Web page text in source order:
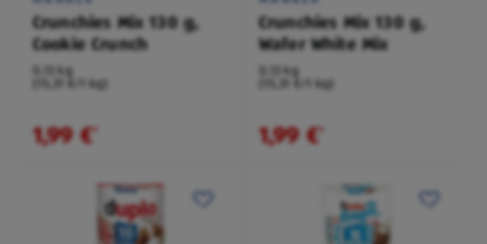
Crunchies Mix 130 g,
Cookie Crunch
0,13 kg
(15,31 €/1 kg)
1,99 €¹
Crunchies Mix 130 g,
Wafer White Mix
0,13 kg
(15,31 €/1 kg)
1,99 €¹